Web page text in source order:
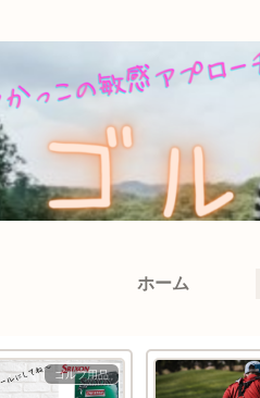
ホーム
ゴルフ用品